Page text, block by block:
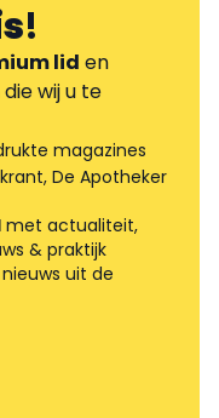
!
lid en
wij u te
magazines
De Apotheker
met actualiteit,
& praktijk
uit de